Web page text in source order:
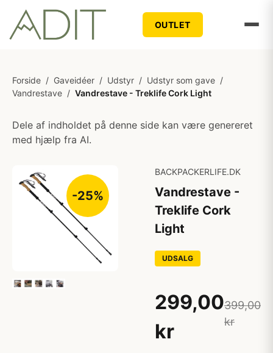
OUTLET
Forside / Gaveidéer / Udstyr / Udstyr som gave /
Vandrestave / Vandrestave - Treklife Cork Light
Dele af indholdet på denne side kan være genereret
med hjælp fra AI.
-25%
BACKPACKERLIFE.DK
Vandrestave -
Treklife Cork
Light
UDSALG
299,00
kr
399,00
kr